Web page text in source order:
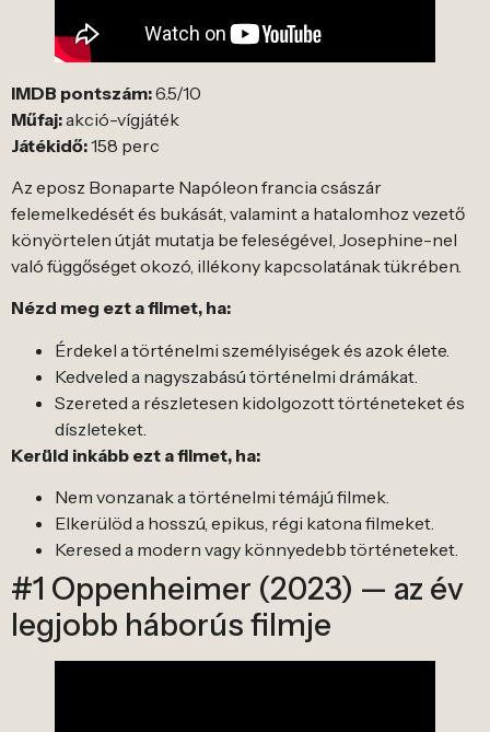
IMDB pontszám:6.5/10
Műfaj:akció-vígjáték
Játékidő:158 perc
Az eposz Bonaparte Napóleon francia császár
felemelkedését és bukását, valamint a hatalomhoz vezető
könyörtelen útját mutatja be feleségével, Josephine-nel
való függőséget okozó, illékony kapcsolatának tükrében.
Nézd meg ezt a filmet, ha:
Érdekel a történelmi személyiségek és azok élete.
Kedveled a nagyszabású történelmi drámákat.
Szereted a részletesen kidolgozott történeteket és
díszleteket.
Kerüld inkább ezt a filmet, ha:
Nem vonzanak a történelmi témájú filmek.
Elkerülöd a hosszú, epikus, régi katona filmeket.
Keresed a modern vagy könnyedebb történeteket.
#1 Oppenheimer (2023) — az év
legjobb háborús filmje